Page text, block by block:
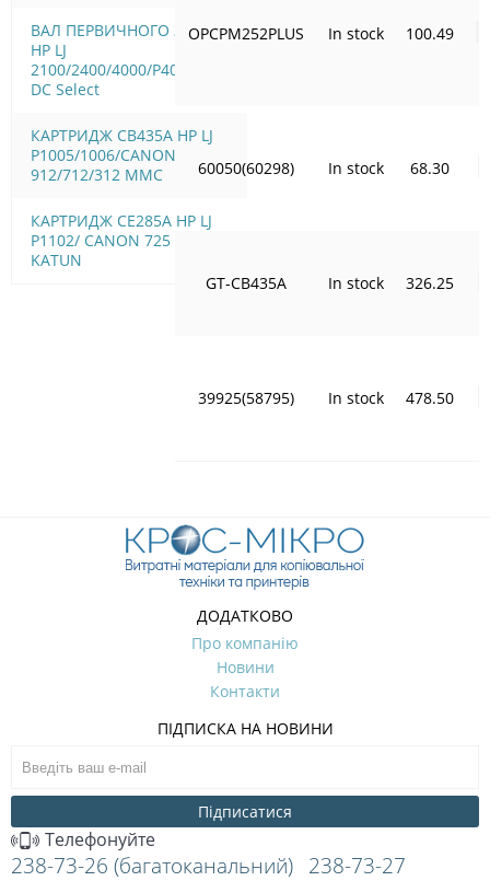
ВАЛ ПЕРВИЧНОГО ЗАРЯДА
HP LJ
2100/2400/4000/P4015/4515
DC Select
КАРТРИДЖ CB435A HP LJ
P1005/1006/CANON
912/712/312 MMC
КАРТРИДЖ CE285A HP LJ
P1102/ CANON 725 SELECT
KATUN
OPCPM252PLUS In stock 100.49
60050(60298) In stock 68.30
GT-CB435A In stock 326.25
39925(58795) In stock 478.50
ДОДАТКОВО
Про компанію
Новини
Контакти
ПІДПИСКА НА НОВИНИ
Підписатися
Телефонуйте
238-73-26 (багатоканальний) 238-73-27